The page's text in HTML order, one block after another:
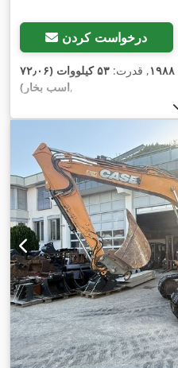
درخواست کردن
۱۹۸۸, قدرت:
۵۳ کیلووات (۷۲٫۰۶
اسب بخار),